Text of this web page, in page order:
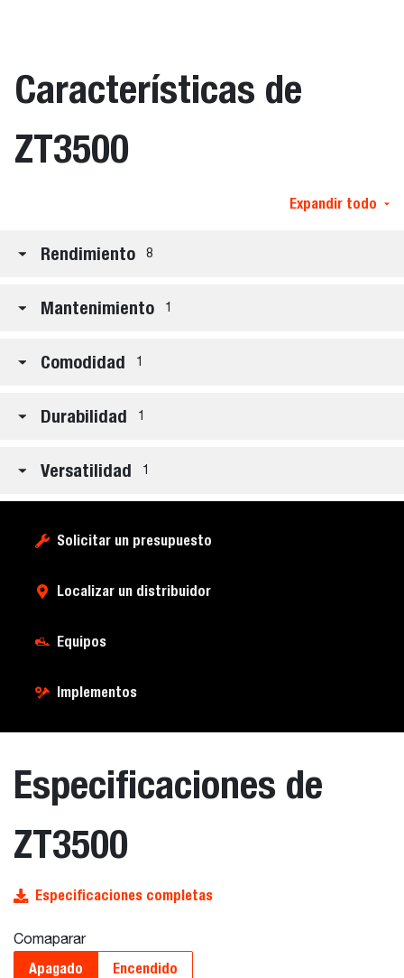
Características de
ZT3500
Expandir todo
Rendimiento 8
Mantenimiento 1
Comodidad 1
Durabilidad 1
Versatilidad 1
Solicitar un presupuesto
Localizar un distribuidor
Equipos
Implementos
Especificaciones de
ZT3500
Especificaciones completas
Comaparar
Apagado Encendido